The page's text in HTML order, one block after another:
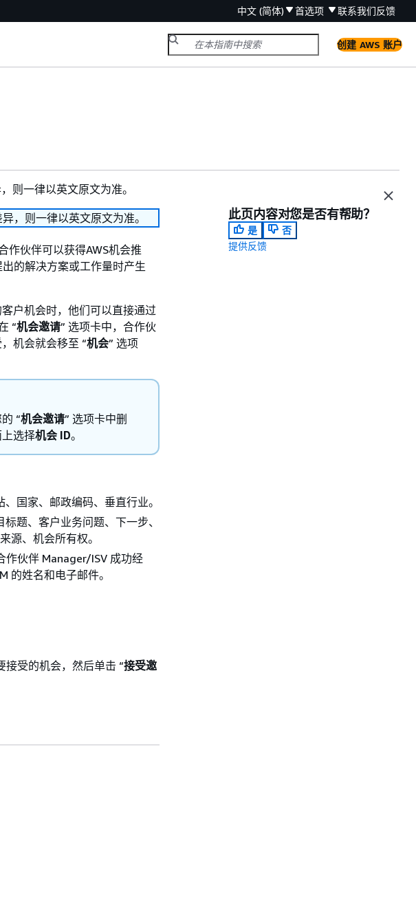
中文 (简体) 首选项 联系我们反馈
创建 AWS 账户
则一律以英文原文为准。
，则一律以英文原文为准。
作伙伴可以获得AWS机会推
的解决方案或工作量时产生
户机会时，他们可以直接通过
“机会邀请” 选项卡中，合作伙
机会就会移至 “机会” 选项
“机会邀请” 选项卡中删
选择机会 ID。
国家、邮政编码、垂直行业。
题、客户业务问题、下一步、
源、机会所有权。
作伙伴 Manager/ISV 成功经
的姓名和电子邮件。
接受的机会，然后单击 “接受邀
此页内容对您是否有帮助？
是
否
提供反馈